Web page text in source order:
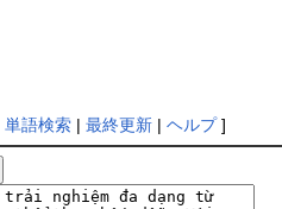
単語検索| 最終更新| ヘルプ]